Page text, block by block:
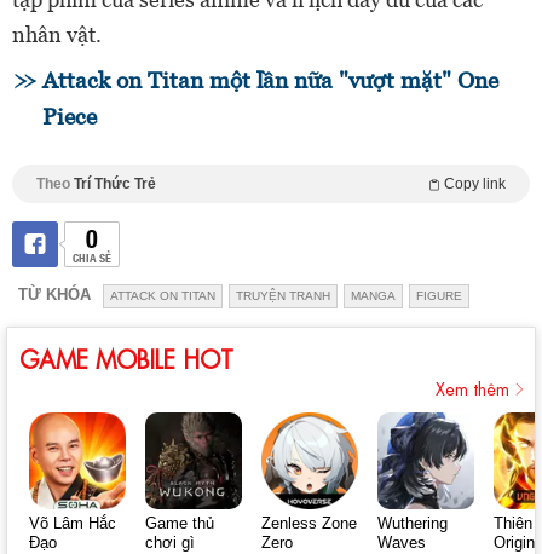
nhân vật.
Attack on Titan một lần nữa "vượt mặt" One
Piece
Theo Trí Thức Trẻ Copy link
0
CHIA SẺ
TỪ KHÓA ATTACK ON TITAN TRUYỆN TRANH MANGA FIGURE
GAME MOBILE HOT
Xem thêm
Võ Lâm Hắc
Đạo
Game thủ
chơi gì
Zenless Zone
Zero
Wuthering
Waves
Thiên
Origin